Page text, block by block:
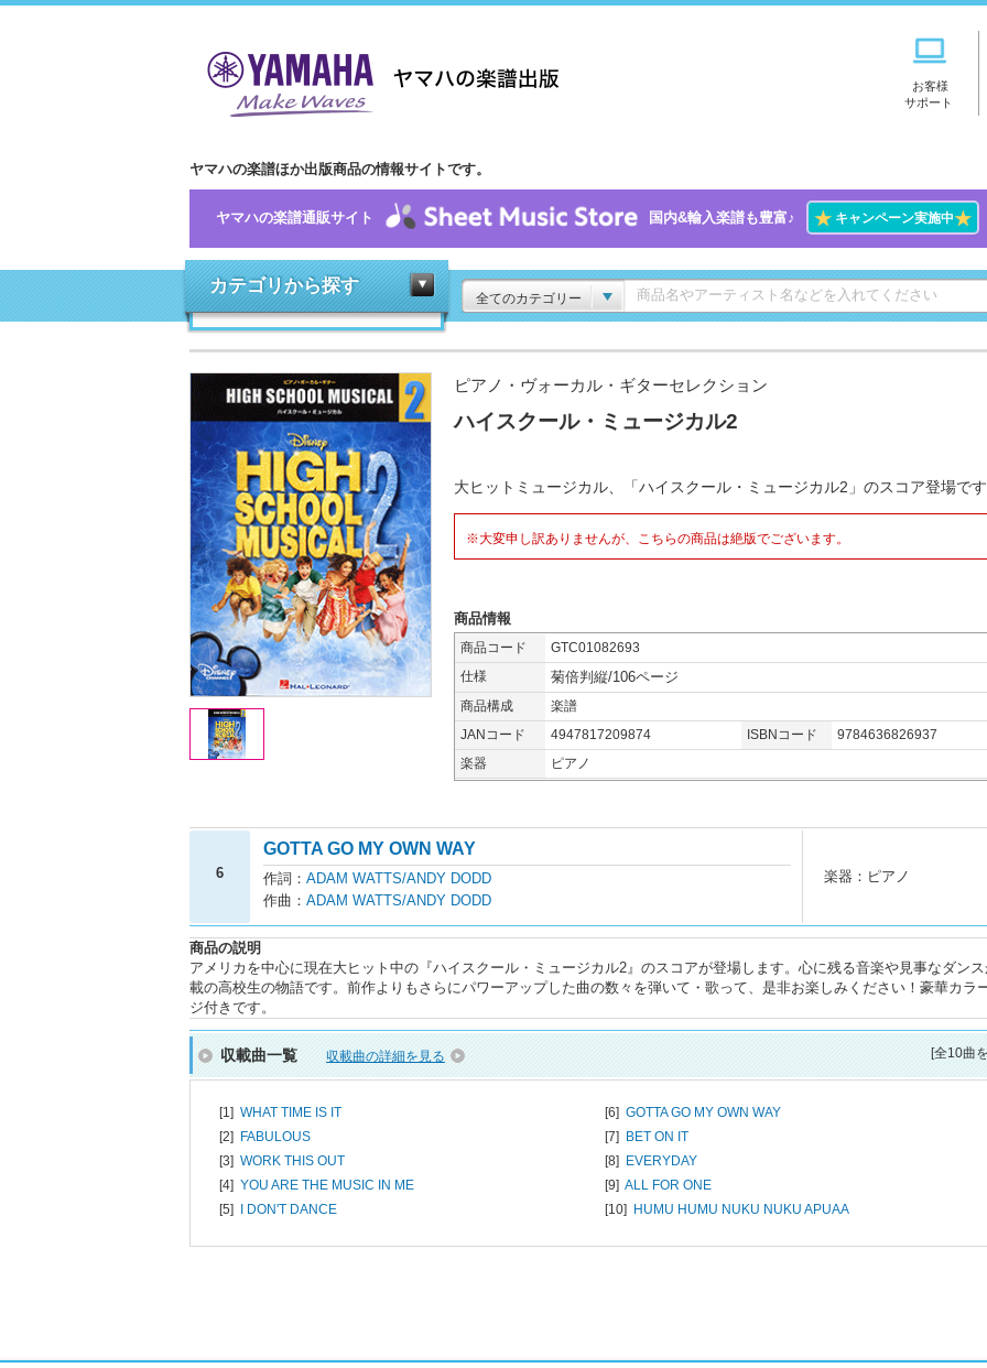
お客様
サポート
ヤマハの楽譜ほか出版商品の情報サイトです。
ヤマハの楽譜通販サイト 国内&輸入楽譜も豊富♪ ★キャンペーン実施中★
カテゴリから探す
全てのカテゴリー
ピアノ・ヴォーカル・ギターセレクション
ハイスクール・ミュージカル2
大ヒットミュージカル、「ハイスクール・ミュージカル2」のスコア登場で
※大変申し訳ありませんが、こちらの商品は絶版でございます。
商品情報
商品コード
GTC01082693
仕様
菊倍判縦/106ページ
商品構成
楽譜
JANコード
4947817209874 ISBNコード
9784636826937
楽器
ピアノ
6
GOTTA GO MY OWN WAY
作詞： ADAM WATTS/ANDY DODD
作曲： ADAM WATTS/ANDY DODD
楽器：ピアノ
商品の説明
アメリカを中心に現在大ヒット中の『ハイスクール・ミュージカル2』のスコアが登場します。心に残る音楽や見事なダン
載の高校生の物語です。前作よりもさらにパワーアップした曲の数々を弾いて・歌って、是非お楽しみください！豪華カラ
ジ付きです。
収載曲一覧 収載曲の詳細を見る [全10曲
[1] WHAT TIME IS IT
[2] FABULOUS
[3] WORK THIS OUT
[4] YOU ARE THE MUSIC IN ME
[5] I DON'T DANCE
[6] GOTTA GO MY OWN WAY
[7] BET ON IT
[8] EVERYDAY
[9] ALL FOR ONE
[10] HUMU HUMU NUKU NUKU APUAA